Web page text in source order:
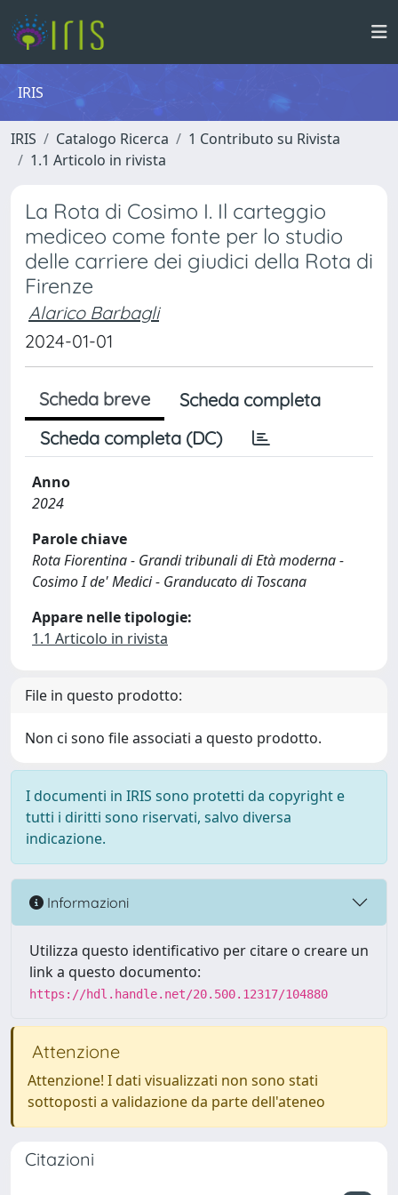
IRIS
IRIS Catalogo Ricerca
1 Contributo su Rivista
1.1 Articolo in rivista
La Rota di Cosimo I. Il carteggio
mediceo come fonte per lo studio
delle carriere dei giudici della Rota di
Firenze
Alarico Barbagli
2024-01-01
Scheda breve
Scheda completa
Scheda completa (DC)
Anno
2024
Parole chiave
Rota Fiorentina - Grandi tribunali di Età moderna -
Cosimo I de' Medici - Granducato di Toscana
Appare nelle tipologie:
1.1 Articolo in rivista
File in questo prodotto:
Non ci sono file associati a questo prodotto.
I documenti in IRIS sono protetti da copyright e
tutti i diritti sono riservati, salvo diversa
indicazione.
Informazioni
Utilizza questo identificativo per citare o creare un
link a questo documento:
https://hdl.handle.net/20.500.12317/104880
Attenzione
Attenzione! I dati visualizzati non sono stati
sottoposti a validazione da parte dell'ateneo
Citazioni